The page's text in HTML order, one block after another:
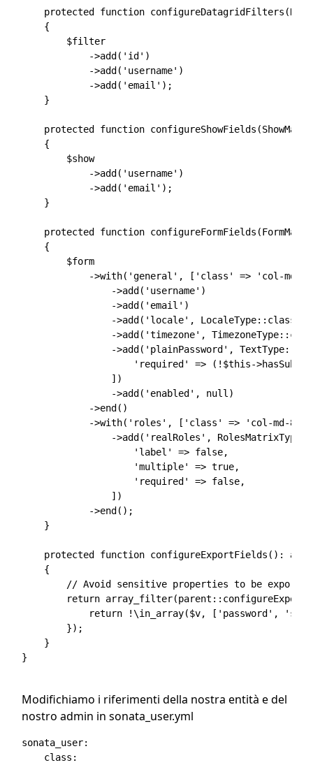
protected function
    {
        $filter
            ->add('id')
            ->add('username')
            ->add('email');
    }
protected function
    {
        $show
            ->add('username')
            ->add('email');
    }
protected function
    {
        $form
->with('general', ['class' => 'col-md-
                ->add('username')
                ->add('email')
->add('locale', LocaleType::class,
->add('timezone',
->add('plainPassword',
'required' => (!$this-
                ])
                ->add('enabled', null)
            ->end()
            ->with('roles', ['class' => 'col-md-8'])
->add('realRoles',
                    'label' => false,
                    'multiple' => true,
                    'required' => false,
                ])
            ->end();
    }
protected function configureExportFields():
    {
// Avoid sensitive properties to be
return
return !\in_array($v, ['password',
        });
    }
}
Modifichiamo i riferimenti della nostra entità e del
nostro admin in sonata_user.yml
sonata_user:
    class: